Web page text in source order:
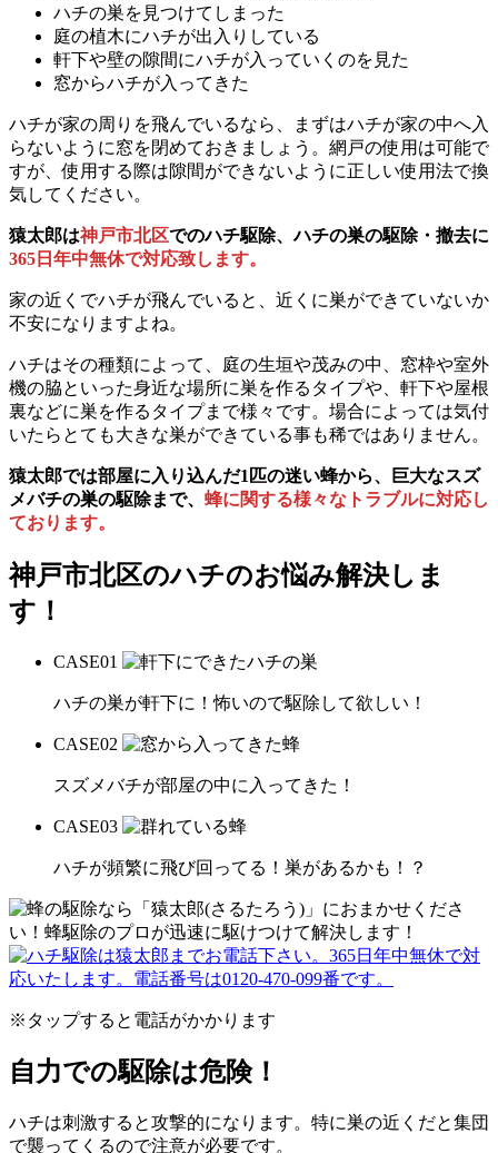
ハチの巣を見つけてしまった
庭の植木にハチが出入りしている
軒下や壁の隙間にハチが入っていくのを見た
窓からハチが入ってきた
ハチが家の周りを飛んでいるなら、まずはハチが家の中へ入
らないように窓を閉めておきましょう。網戸の使用は可能で
すが、使用する際は隙間ができないように正しい使用法で換
気してください。
猿太郎は神戸市北区でのハチ駆除、ハチの巣の駆除・撤去に
365日年中無休で対応致します。
家の近くでハチが飛んでいると、近くに巣ができていないか
不安になりますよね。
ハチはその種類によって、庭の生垣や茂みの中、窓枠や室外
機の脇といった身近な場所に巣を作るタイプや、軒下や屋根
裏などに巣を作るタイプまで様々です。場合によっては気付
いたらとても大きな巣ができている事も稀ではありません。
猿太郎では部屋に入り込んだ1匹の迷い蜂から、巨大なスズ
メバチの巣の駆除まで、 蜂に関する様々なトラブルに対応し
ております。
神戸市北区のハチのお悩み解決しま
す！
CASE01
ハチの巣が軒下に！怖いので駆除して欲しい！
CASE02
スズメバチが部屋の中に入ってきた！
CASE03
ハチが頻繁に飛び回ってる！巣があるかも！？
※タップすると電話がかかります
自力での駆除は危険！
ハチは刺激すると攻撃的になります。特に巣の近くだと集団
で襲ってくるので注意が必要です。